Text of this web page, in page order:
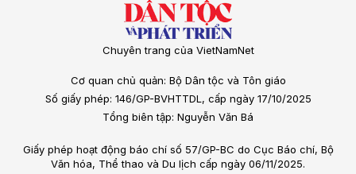
Chuyên trang của VietNamNet
Cơ quan chủ quản: Bộ Dân tộc và Tôn giáo
Số giấy phép: 146/GP-BVHTTDL, cấp ngày 17/10/2025
Tổng biên tập: Nguyễn Văn Bá
Giấy phép hoạt động báo chí số 57/GP-BC do Cục Báo chí, Bộ
Văn hóa, Thể thao và Du lịch cấp ngày 06/11/2025.